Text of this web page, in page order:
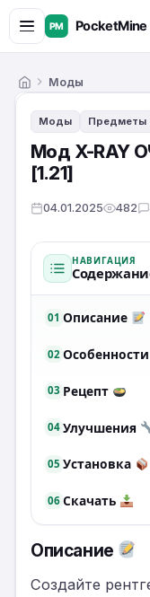
ГлавнаяМоды
Моды Предметы
Мод X-RAY
[1.21]
04.01.2025 482
НАВИГАЦИЯ
01 Описание
02 Особенности
03 Рецепт
04 Улучшения
05 Установка
06 Скачать
Описание
Создайте